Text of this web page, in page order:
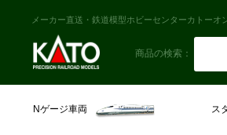
メーカー直送・鉄道模型ホビーセンターカトーオ
商品の検索：
Nゲージ車両 ス